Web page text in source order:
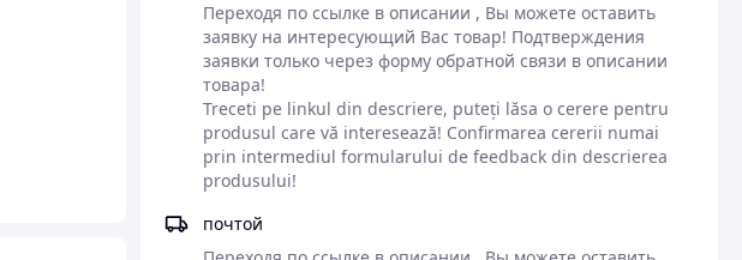
Переходя по ссылке в описании , Вы можете оставить
заявку на интересующий Вас товар! Подтверждения
заявки только через форму обратной связи в описании
товара!
Treceti pe linkul din descriere, puteți lăsa o cerere pentru
produsul care vă interesează! Confirmarea cererii numai
prin intermediul formularului de feedback din descrierea
produsului!
почтой